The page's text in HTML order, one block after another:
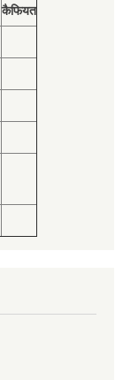
कैफियत